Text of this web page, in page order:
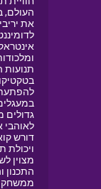
העולם,
את
תנועות
גדולים
לאוהבי
דורש
ויכולת
מצוין
התכנון
ממשחק